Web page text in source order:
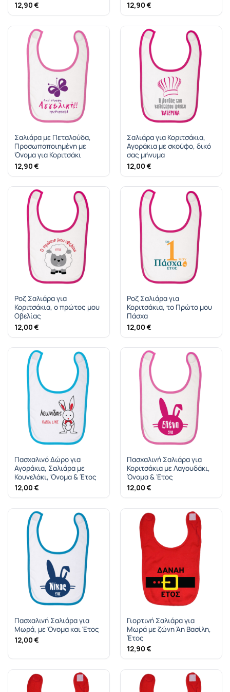
12,90 €
12,90 €
Σαλιάρα με Πεταλούδα,
Προσωποποιημένη με
Όνομα για Κοριτσάκι
12,90 €
Σαλιάρα για Κοριτσάκια,
Αγοράκια με σκούφο, δικό
σας μήνυμα
12,00 €
Ροζ Σαλιάρα για
Κοριτσάκια, ο πρώτος μου
Οβελίας
12,00 €
Ροζ Σαλιάρα για
Κοριτσάκια, το Πρώτο μου
Πάσχα
12,00 €
Πασχαλινό Δώρο για
Αγοράκια, Σαλιάρα με
Κουνελάκι, Όνομα & Έτος
12,00 €
Πασχαλινή Σαλιάρα για
Κοριτσάκια με Λαγουδάκι,
Όνομα & Έτος
12,00 €
Πασχαλινή Σαλιάρα για
Mωρά, με Όνομα και Έτος
12,00 €
Γιορτινή Σαλιάρα για
Μωρά με ζώνη Άη Βασίλη,
Έτος
12,90 €